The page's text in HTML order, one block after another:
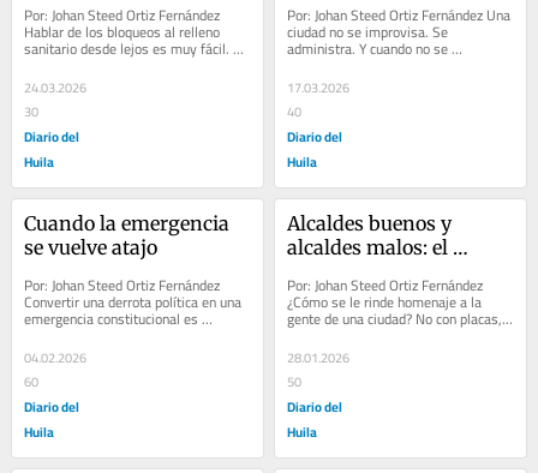
Por: Johan Steed Ortiz Fernández
Hablar de los bloqueos al relleno
sanitario desde lejos es muy fácil. Lo
difícil es vivir al lado. Lo difícil es...
24.03.2026
30
Diario del
Huila
Por: Johan Steed Ortiz Fernández Una
ciudad no se improvisa. Se
administra. Y cuando no se
fragmenta y se vuelve...
17.03.2026
40
Diario del
Huila
Cuando la emergencia
se vuelve atajo
Por: Johan Steed Ortiz Fernández
Convertir una derrota política en una
emergencia constitucional es
confundir el mandato popular con un
poder sin...
04.02.2026
60
Diario del
Huila
Alcaldes buenos y
alcaldes malos: el
Por: Johan Steed Ortiz Fernández
¿Cómo se le rinde homenaje a la
gente de una ciudad? No con placas,
ni con frases bonitas, ni con videos
editados...
28.01.2026
50
Diario del
Huila